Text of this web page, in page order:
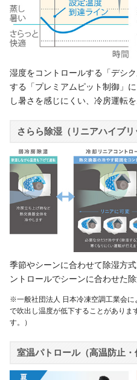
湿度をコントロールする「デシ
する「プレミアムピット制御」
し暑さを感じにくい、冷房運転を
さらら除湿（リニアハイブリ
季節やシーンに合わせて除湿方
ントロールでシーンに合わせた除
※一般社団法人 日本冷凍空調工業会
で吹出し温度が低下することがありま
す。）
室温パトロール（高温防止・